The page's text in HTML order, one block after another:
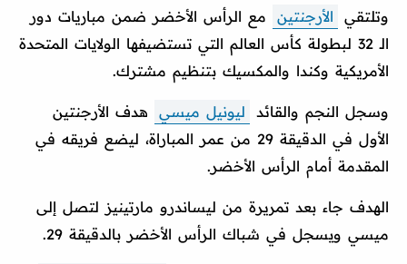
وتلتقي الأرجنتين
مع الرأس الأخضر ضمن مباريات دور
الـ 32 لبطولة كأس العالم التي تستضيفها الولايات المتحدة
الأمريكية وكندا والمكسيك بتنظيم مشترك.
وسجل النجم والقائد ليونيل ميسي
هدف الأرجنتين
الأول في الدقيقة 29 من عمر المباراة، ليضع فريقه في
المقدمة أمام الرأس الأخضر.
الهدف جاء بعد تمريرة من ليساندرو مارتينيز لتصل إلى
ميسي ويسجل في شباك الرأس الأخضر بالدقيقة 29.